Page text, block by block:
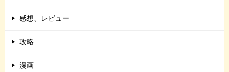
感想、レビュー
攻略
漫画